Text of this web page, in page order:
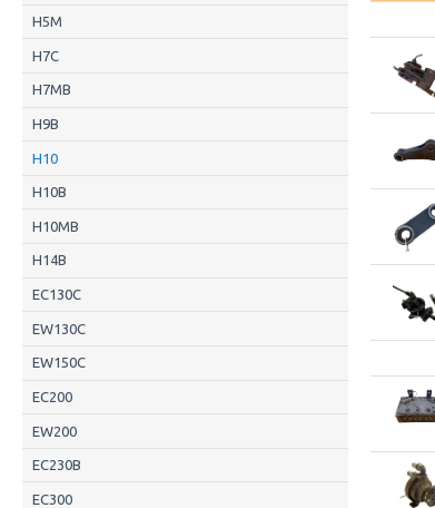
H5M
H7C
H7MB
H9B
H10
H10B
H10MB
H14B
EC130C
EW130C
EW150C
EC200
EW200
EC230B
EC300